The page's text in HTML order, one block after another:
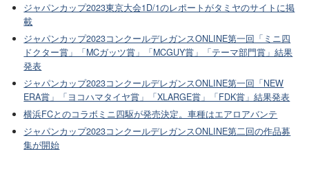
ジャパンカップ2023東京大会1D/1のレポートがタミヤのサイトに掲
載
ジャパンカップ2023コンクールデレガンスONLINE第一回「ミニ四
ドクター賞」「MCガッツ賞」「MCGUY賞」「テーマ部門賞」結果
発表
ジャパンカップ2023コンクールデレガンスONLINE第一回「NEW
ERA賞」「ヨコハマタイヤ賞」「XLARGE賞」「FDK賞」結果発表
横浜FCとのコラボミニ四駆が発売決定。車種はエアロアバンテ
ジャパンカップ2023コンクールデレガンスONLINE第二回の作品募
集が開始